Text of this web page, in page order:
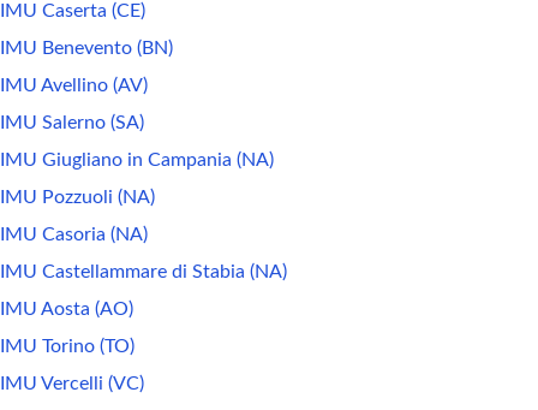
IMU Caserta (CE)
IMU Benevento (BN)
IMU Avellino (AV)
IMU Salerno (SA)
IMU Giugliano in Campania (NA)
IMU Pozzuoli (NA)
IMU Casoria (NA)
IMU Castellammare di Stabia (NA)
IMU Aosta (AO)
IMU Torino (TO)
IMU Vercelli (VC)